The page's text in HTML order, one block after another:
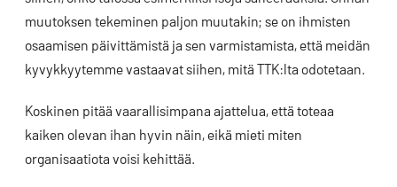
muutoksen tekeminen paljon muutakin; se on ihmisten
osaamisen päivittämistä ja sen varmistamista, että meidän
kyvykkyytemme vastaavat siihen, mitä TTK:lta odotetaan.
Koskinen pitää vaarallisimpana ajattelua, että toteaa
kaiken olevan ihan hyvin näin, eikä mieti miten
organisaatiota voisi kehittää.